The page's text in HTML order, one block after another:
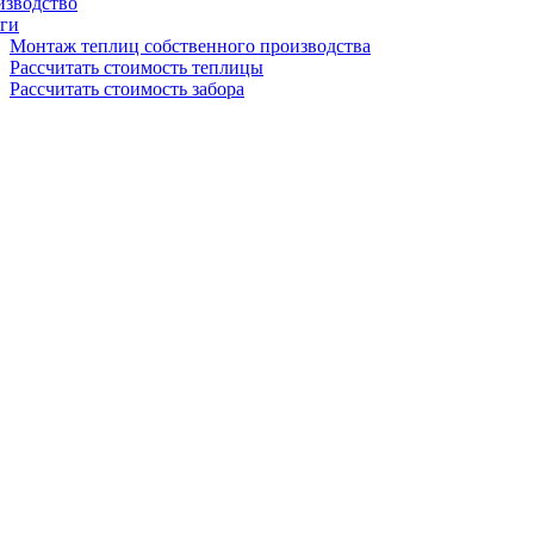
Монтаж теплиц собственного производства
Рассчитать стоимость теплицы
Рассчитать стоимость забора